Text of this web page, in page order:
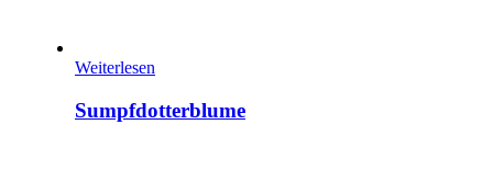
Weiterlesen
Sumpfdotterblume